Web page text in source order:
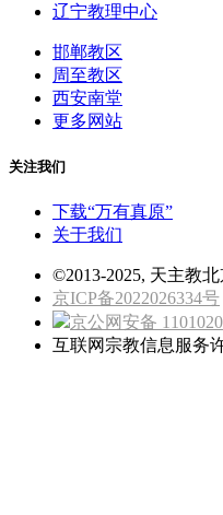
辽宁教理中心
邯郸教区
周至教区
西安南堂
更多网站
关注我们
下载“万有真原”
关于我们
©2013-2025, 天主教
京ICP备2022026334号
京公网安备
互联网宗教信息服务